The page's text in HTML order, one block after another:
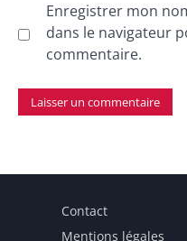
Enregistrer mon
dans le navigateur
commentaire.
Contact
Mentions légales